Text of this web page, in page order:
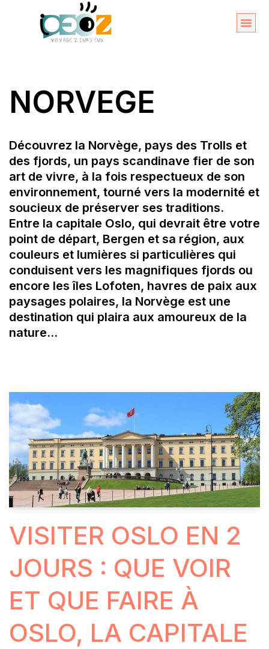
NORVEGE
Découvrez la Norvège, pays des Trolls et
des fjords, un pays scandinave fier de son
art de vivre, à la fois respectueux de son
environnement, tourné vers la modernité et
soucieux de préserver ses traditions.
Entre la capitale Oslo, qui devrait être votre
point de départ, Bergen et sa région, aux
couleurs et lumières si particulières qui
conduisent vers les magnifiques fjords ou
encore les îles Lofoten, havres de paix aux
paysages polaires, la Norvège est une
destination qui plaira aux amoureux de la
nature…
VISITER OSLO EN 2
JOURS : QUE VOIR
ET QUE FAIRE À
OSLO, LA CAPITALE